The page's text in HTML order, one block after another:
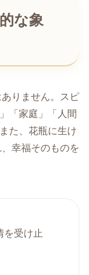
な象
りません。スピ
「家庭」「人間
た、花瓶に生け
幸福そのものを
を受け止